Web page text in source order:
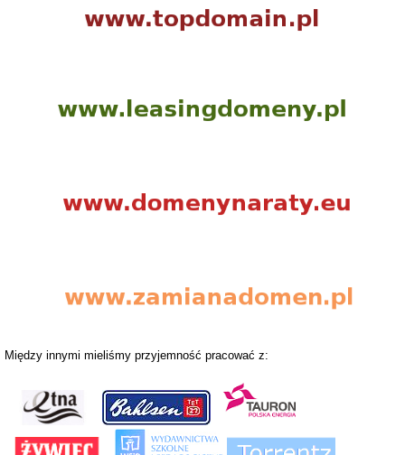
Między innymi mieliśmy przyjemność pracować z: